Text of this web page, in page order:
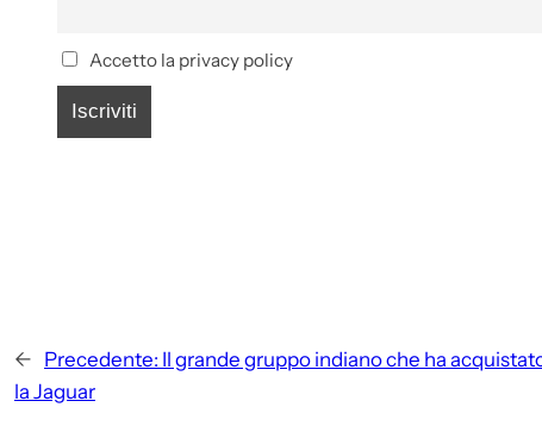
Accetto la privacy policy
← Precedente: Il grande gruppo indiano che ha
la Jaguar